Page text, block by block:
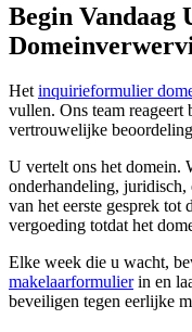
Begin Vandaag
Hetinquirieformulier
vullen. Ons team reageert
vertrouwelijke
U vertelt ons het domein.
onderhandeling,
van het eerste gesprek tot
vergoeding totdat het
Elke week die u wacht,
makelaarformulierin en
beveiligen tegen eerlijke